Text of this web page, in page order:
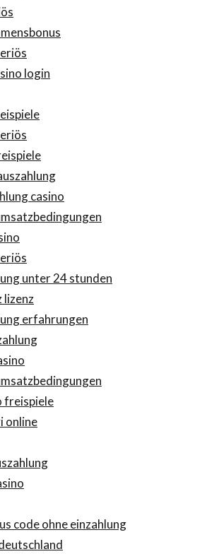
login
casino
unter 24 stunden
lizenz
erfahrungen
freispiele
online
code ohne einzahlung